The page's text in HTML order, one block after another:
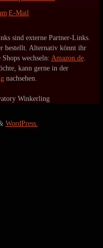
E-Mail
sind externe Partner-Links.
bestellt. Alternativ könnt ihr
wechseln: Amazon.de.
kann gerne in der
nachsehen.
Winkerling
WordPress.